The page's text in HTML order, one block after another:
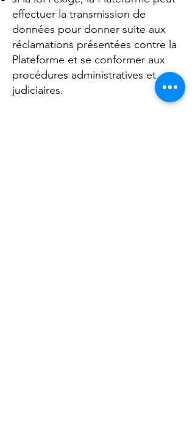
effectuer la transmission de
données pour donner suite aux
réclamations présentées contre la
Plateforme et se conformer aux
procédures administratives et
judiciaires.